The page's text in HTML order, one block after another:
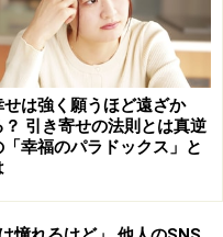
ム睡眠」の状態そのも
せは強く願うほど遠ざか
？ 引き寄せの法則とは真逆
「幸福のパラドックス」と